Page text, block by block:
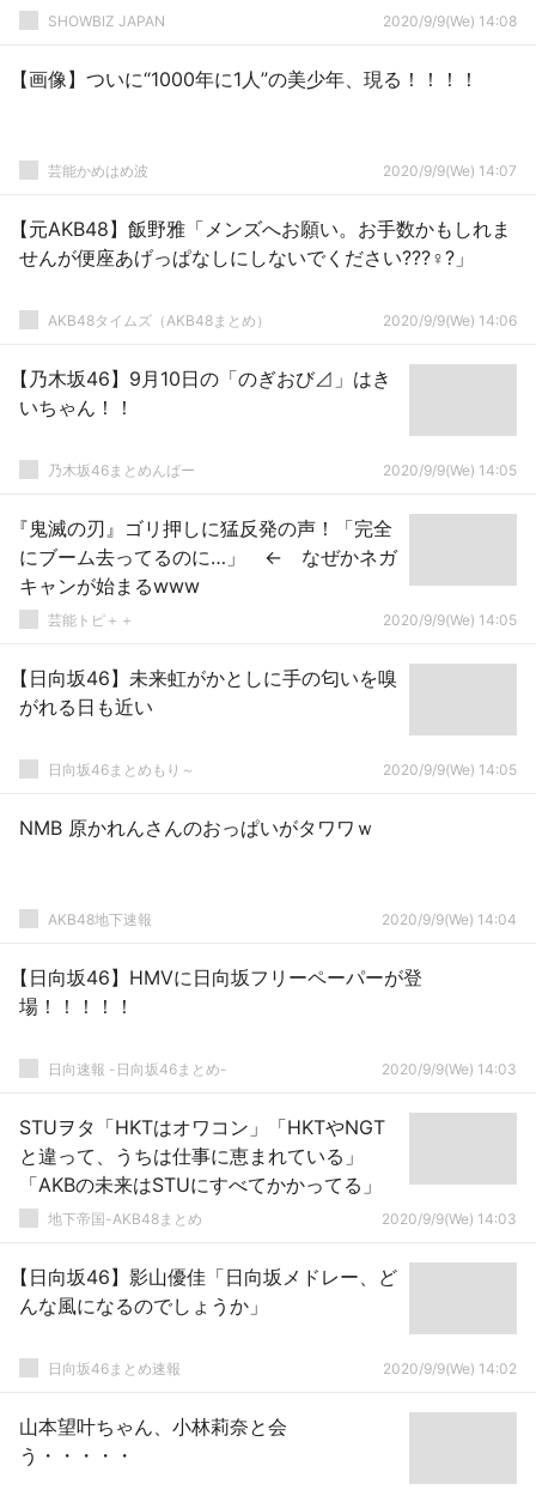
SHOWBIZ JAPAN 2020/9/9(We) 14:08
【画像】ついに“1000年に1人”の美少年、現る！！！！
芸能かめはめ波 2020/9/9(We) 14:07
【元AKB48】飯野雅「メンズへお願い。お手数かもしれま
せんが便座あげっぱなしにしないでください???♀?」
AKB48タイムズ（AKB48まとめ） 2020/9/9(We) 14:06
【乃木坂46】9月10日の「のぎおび⊿」はき
いちゃん！！
乃木坂46まとめんばー 2020/9/9(We) 14:05
『鬼滅の刃』ゴリ押しに猛反発の声！「完全
にブーム去ってるのに…」 ← なぜかネガ
キャンが始まるwww
芸能トピ＋＋ 2020/9/9(We) 14:05
【日向坂46】未来虹がかとしに手の匂いを嗅
がれる日も近い
日向坂46まとめもり～ 2020/9/9(We) 14:05
NMB 原かれんさんのおっぱいがタワワｗ
AKB48地下速報 2020/9/9(We) 14:04
【日向坂46】HMVに日向坂フリーペーパーが登
場！！！！！
日向速報 -日向坂46まとめ- 2020/9/9(We) 14:03
STUヲタ「HKTはオワコン」「HKTやNGT
と違って、うちは仕事に恵まれている」
「AKBの未来はSTUにすべてかかってる」
地下帝国-AKB48まとめ 2020/9/9(We) 14:03
【日向坂46】影山優佳「日向坂メドレー、ど
んな風になるのでしょうか」
日向坂46まとめ速報 2020/9/9(We) 14:02
山本望叶ちゃん、小林莉奈と会
う・・・・・